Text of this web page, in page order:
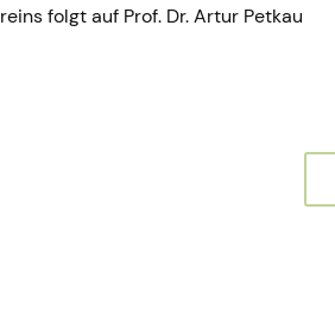
folgt auf Prof. Dr. Artur Petkau